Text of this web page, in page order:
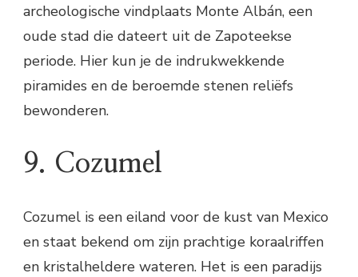
archeologische vindplaats Monte Albán, een
oude stad die dateert uit de Zapoteekse
periode. Hier kun je de indrukwekkende
piramides en de beroemde stenen reliëfs
bewonderen.
9. Cozumel
Cozumel is een eiland voor de kust van Mexico
en staat bekend om zijn prachtige koraalriffen
en kristalheldere wateren. Het is een paradijs